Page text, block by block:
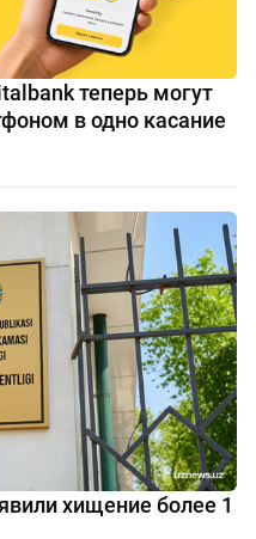
теперь могут
в одно касание
хищение более 1